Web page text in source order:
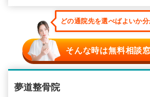
どの通院先を選べばよいか
そんな時は無料相談
夢道整骨院